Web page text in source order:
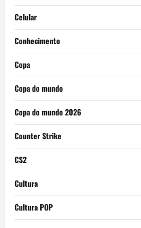
Celular
Conhecimento
Copa
Copa do mundo
Copa do mundo 2026
Counter Strike
CS2
Cultura
Cultura POP